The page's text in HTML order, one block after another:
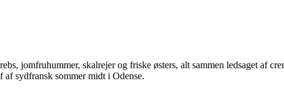
jomfruhummer, skalrejer og friske østers, alt sammen ledsaget af
af sydfransk sommer midt i Odense.